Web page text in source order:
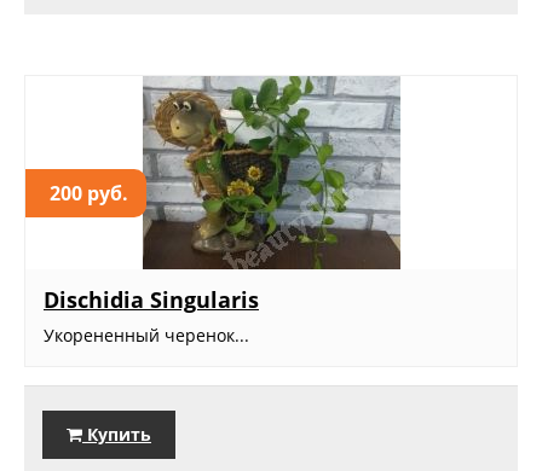
200 руб.
Dischidia Singularis
Укорененный черенок...
Купить